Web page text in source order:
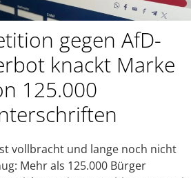
gegen AfD-
knackt Marke
125.000
vollbracht und lange noch nicht
Mehr als 125.000 Bürger